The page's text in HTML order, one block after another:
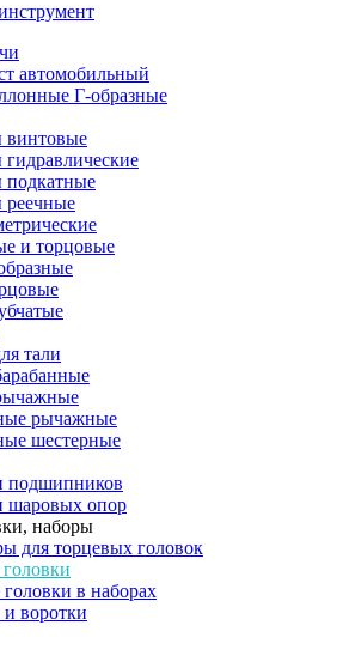
автомобильный
Г-образные
винтовые
подкатные
реечные
и торцовые
тали
рычажные
шестерные
подшипников
шаровых опор
наборы
для торцевых головок
в наборах
воротки